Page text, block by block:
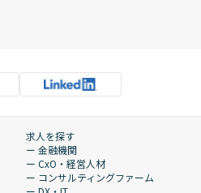
求人を探す
ー 金融機関
ー CxO・経営人材
ー コンサルティングファーム